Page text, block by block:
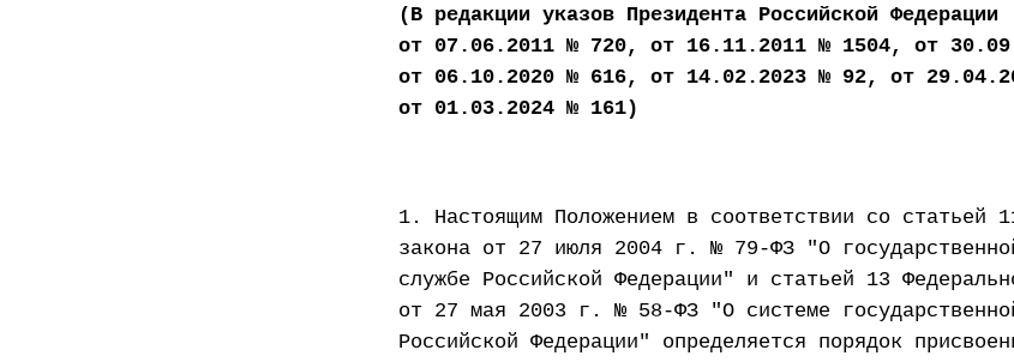
(В редакции указов Президента Российской Федерации
от 07.06.2011 № 720, от 16.11.2011 № 1504, от
от 06.10.2020 № 616, от 14.02.2023 № 92, от
от 01.03.2024 № 161)
1. Настоящим Положением в соответствии со статьей
закона от 27 июля 2004 г. № 79-ФЗ "О
службе Российской Федерации" и статьей 13
от 27 мая 2003 г. № 58-ФЗ "О системе
Российской Федерации" определяется порядок